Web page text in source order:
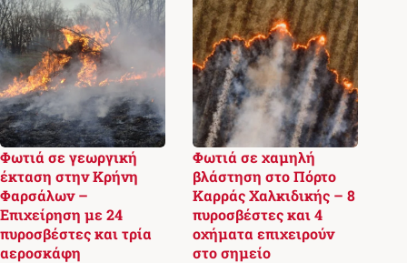
Φωτιά σε γεωργική
έκταση στην Κρήνη
Φαρσάλων –
Επιχείρηση με 24
πυροσβέστες και τρία
αεροσκάφη
Φωτιά σε χαμηλή
βλάστηση στο Πόρτο
Καρράς Χαλκιδικής – 8
πυροσβέστες και 4
οχήματα επιχειρούν
στο σημείο